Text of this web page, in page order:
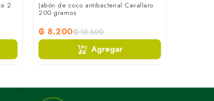
2 Jabón de coco antibacterial Cavallaro
200 gramos
₲ 8.200₲ 10.300
Agregar